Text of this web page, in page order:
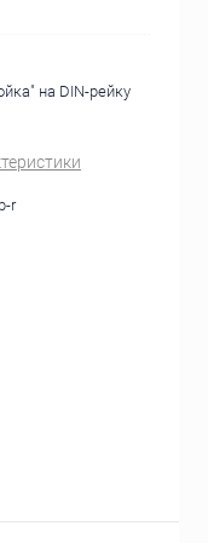
на DIN-рейку
r